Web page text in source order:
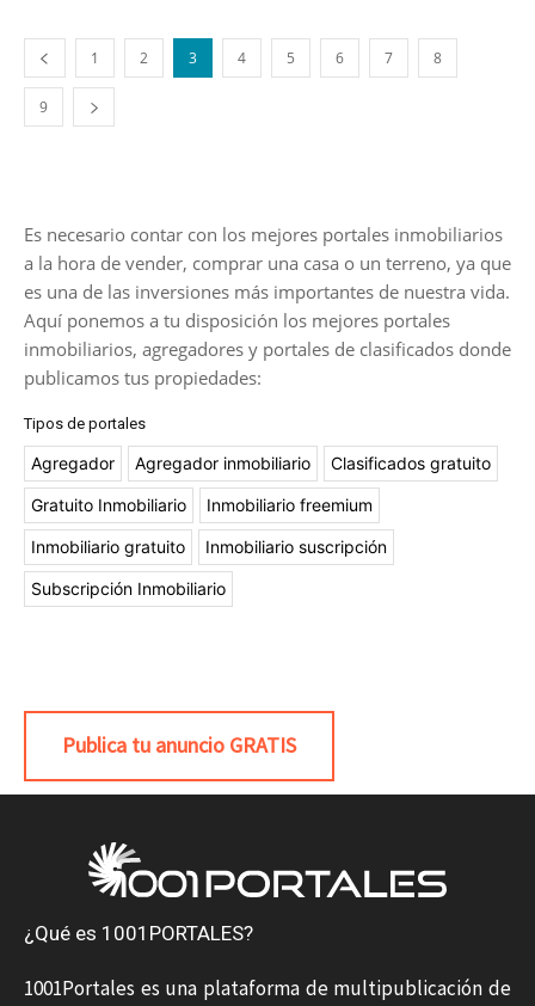
1 2 3 4 5 6 7 8
9
Es necesario contar con los mejores portales inmobiliarios
a la hora de vender, comprar una casa o un terreno, ya que
es una de las inversiones más importantes de nuestra vida.
Aquí ponemos a tu disposición los mejores portales
inmobiliarios, agregadores y portales de clasificados donde
publicamos tus propiedades:
Tipos de portales
Agregador Agregador inmobiliario Clasificados gratuito
Gratuito Inmobiliario Inmobiliario freemium
Inmobiliario gratuito Inmobiliario suscripción
Subscripción Inmobiliario
Publica tu anuncio GRATIS
¿Qué es 1001PORTALES?
1001Portales es una plataforma de multipublicación de